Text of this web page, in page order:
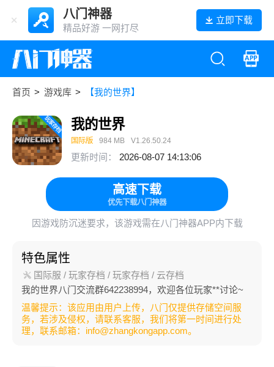
八门神器
精品好游 一网打尽
立即下载
首页 > 游戏库 > 【我的世界】
我的世界
国际版 984 MB V1.26.50.24
更新时间： 2026-08-07 14:13:06
高速下载
优先下载八门神器
因游戏防沉迷要求，该游戏需在八门神器APP内下载
特色属性
国际服 / 玩家存档 / 玩家存档 / 云存档
我的世界八门交流群642238994，欢迎各位玩家**讨论~
温馨提示：该应用由用户上传，八门仅提供存储空间服
务，若涉及侵权，请联系客服，我们将第一时间进行处
理，联系邮箱：info@zhangkongapp.com。